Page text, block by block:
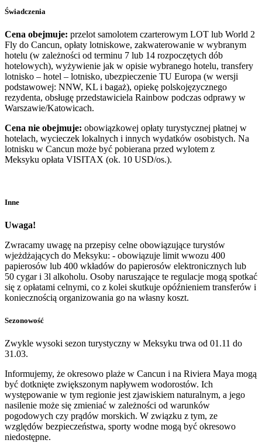
Świadczenia
Cena obejmuje: przelot samolotem czarterowym LOT lub World 2
Fly do Cancun, opłaty lotniskowe, zakwaterowanie w wybranym
hotelu (w zależności od terminu 7 lub 14 rozpoczętych dób
hotelowych), wyżywienie jak w opisie wybranego hotelu, transfery
lotnisko – hotel – lotnisko, ubezpieczenie TU Europa (w wersji
podstawowej: NNW, KL i bagaż), opiekę polskojęzycznego
rezydenta, obsługę przedstawiciela Rainbow podczas odprawy w
Warszawie/Katowicach.
Cena nie obejmuje: obowiązkowej opłaty turystycznej płatnej w
hotelach, wycieczek lokalnych i innych wydatków osobistych. Na
lotnisku w Cancun może być pobierana przed wylotem z
Meksyku opłata VISITAX (ok. 10 USD/os.).
Inne
Uwaga!
Zwracamy uwagę na przepisy celne obowiązujące turystów
wjeżdżających do Meksyku: - obowiązuje limit wwozu 400
papierosów lub 400 wkładów do papierosów elektronicznych lub
50 cygar i 3l alkoholu. Osoby naruszające te regulacje mogą spotkać
się z opłatami celnymi, co z kolei skutkuje opóźnieniem transferów i
koniecznością organizowania go na własny koszt.
Sezonowość
Zwykle wysoki sezon turystyczny w Meksyku trwa od 01.11 do
31.03.
Informujemy, że okresowo plaże w Cancun i na Riviera Maya mogą
być dotknięte zwiększonym napływem wodorostów. Ich
występowanie w tym regionie jest zjawiskiem naturalnym, a jego
nasilenie może się zmieniać w zależności od warunków
pogodowych czy prądów morskich. W związku z tym, ze
względów bezpieczeństwa, sporty wodne mogą być okresowo
niedostępne.